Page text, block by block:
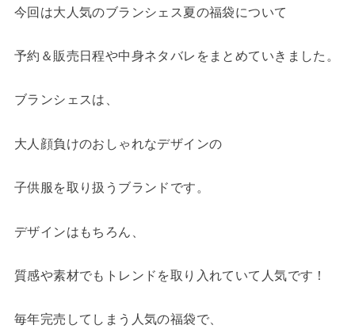
今回は大人気のブランシェス夏の福袋について
予約＆販売日程や中身ネタバレをまとめていきました。
ブランシェスは、
大人顔負けのおしゃれなデザインの
子供服を取り扱うブランドです。
デザインはもちろん、
質感や素材でもトレンドを取り入れていて人気です！
毎年完売してしまう人気の福袋で、